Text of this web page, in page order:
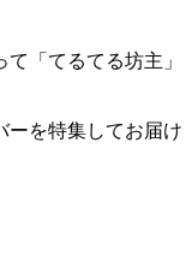
「てるてる坊主」
ーを特集してお届け